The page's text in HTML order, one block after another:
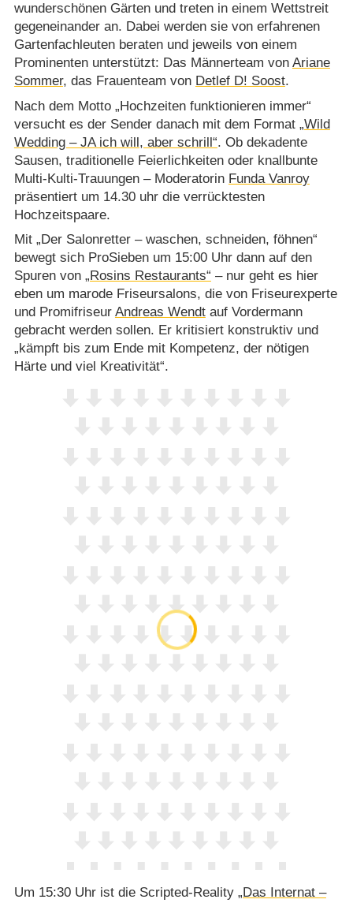
wunderschönen Gärten und treten in einem Wettstreit
gegeneinander an. Dabei werden sie von erfahrenen
Gartenfachleuten beraten und jeweils von einem
Prominenten unterstützt: Das Männerteam von Ariane
Sommer, das Frauenteam von Detlef D! Soost.
Nach dem Motto „Hochzeiten funktionieren immer“
versucht es der Sender danach mit dem Format „Wild
Wedding – JA ich will, aber schrill“. Ob dekadente
Sausen, traditionelle Feierlichkeiten oder knallbunte
Multi-Kulti-Trauungen – Moderatorin Funda Vanroy
präsentiert um 14.30 uhr die verrücktesten
Hochzeitspaare.
Mit „Der Salonretter – waschen, schneiden, föhnen“
bewegt sich ProSieben um 15:00 Uhr dann auf den
Spuren von „Rosins Restaurants“ – nur geht es hier
eben um marode Friseursalons, die von Friseurexperte
und Promifriseur Andreas Wendtauf Vordermann
gebracht werden sollen. Er kritisiert konstruktiv und
„kämpft bis zum Ende mit Kompetenz, der nötigen
Härte und viel Kreativität“.
Um 15:30 Uhr ist die Scripted-Reality „Das Internat –